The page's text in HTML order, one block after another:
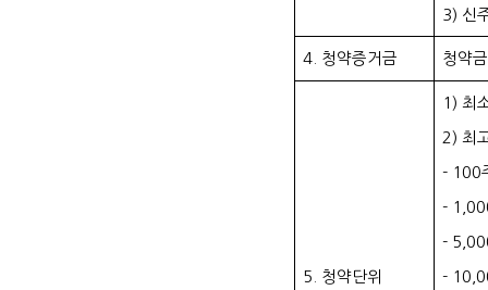
3) 신
4. 청약증거금 청약
5. 청약단위
1) 최
2) 최
- 100
-
-
-